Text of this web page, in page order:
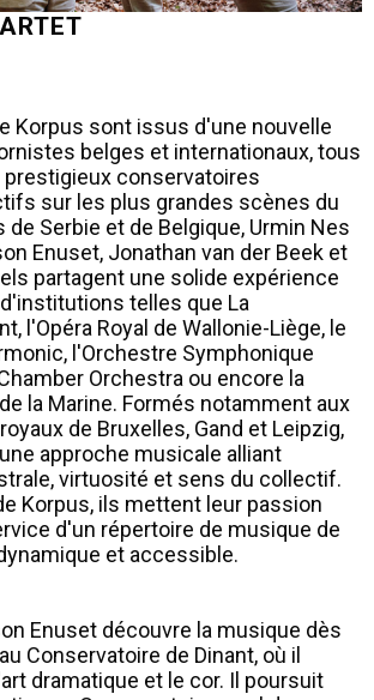
Korpus sont issus d'une nouvelle
belges et internationaux, tous
conservatoires
sur les plus grandes scènes du
de Serbie et de Belgique, Urmin Nes
Enuset, Jonathan van der Beek et
partagent une solide expérience
telles que La
l'Opéra Royal de Wallonie-Liège, le
l'Orchestre Symphonique
Orchestra ou encore la
la Marine. Formés notamment aux
de Bruxelles, Gand et Leipzig,
approche musicale alliant
virtuosité et sens du collectif.
Korpus, ils mettent leur passion
d'un répertoire de musique de
et accessible.
Enuset découvre la musique dès
Conservatoire de Dinant, où il
dramatique et le cor. Il poursuit